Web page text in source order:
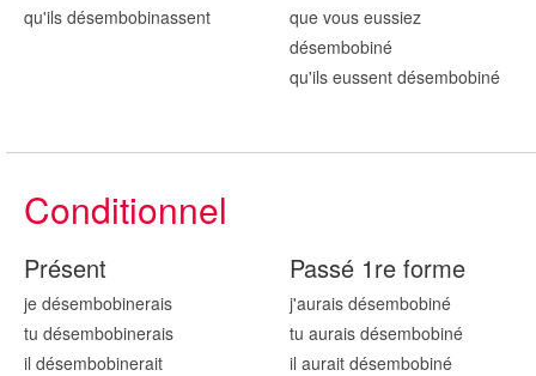
qu'ils désembobinassent
que vous eussiez
désembobiné
qu'ils eussent désembobiné
Conditionnel
Présent
je désembobinerais
tu désembobinerais
il désembobinerait
Passé 1re forme
j'aurais désembobiné
tu aurais désembobiné
il aurait désembobiné